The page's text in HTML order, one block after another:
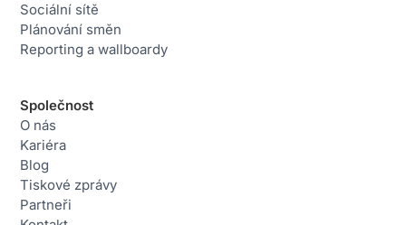
Sociální sítě
Plánování směn
Reporting a wallboardy
Společnost
O nás
Kariéra
Blog
Tiskové zprávy
Partneři